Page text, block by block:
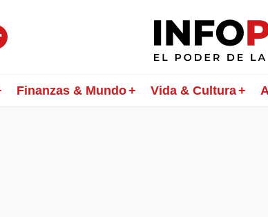
Finanzas & Mundo Vida & Cultura